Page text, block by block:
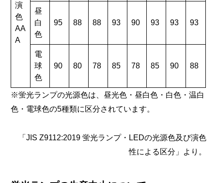
演
色
AA
A
昼
白
色
95 88 88 93 90 93 93 93
電
球
色
90 80 78 85 78 85 90 88
※蛍光ランプの光源色は、昼光色・昼白色・白色・温白
色・電球色の5種類に区分されています。
「JIS Z9112:2019 蛍光ランプ・LEDの光源色及び演色
性による区分」より。